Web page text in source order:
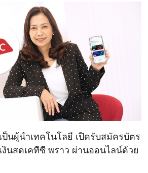
นผู้นำเทคโนโลยี เปิดรับสมัครบัตร
นสดเคทีซี พราว ผ่านออนไลน์ด้วย